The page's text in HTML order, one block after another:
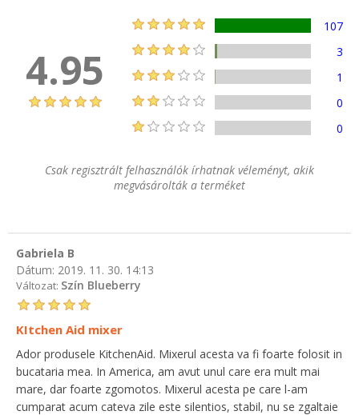
4.95
107
3
1
0
0
Csak regisztrált felhasználók írhatnak véleményt, akik
megvásárolták a terméket
Gabriela B
Dátum: 2019. 11. 30. 14:13
Változat: Szín Blueberry
KItchen Aid mixer
Ador produsele KitchenAid. Mixerul acesta va fi foarte folosit in
bucataria mea. In America, am avut unul care era mult mai
mare, dar foarte zgomotos. Mixerul acesta pe care l-am
cumparat acum cateva zile este silentios, stabil, nu se zgaltaie